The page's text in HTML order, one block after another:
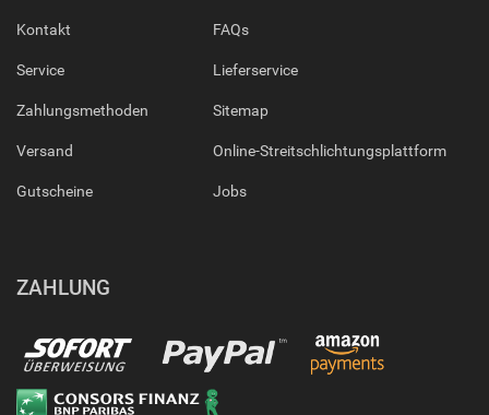
Kontakt
Service
Zahlungsmethoden
Versand
Gutscheine
FAQs
Lieferservice
Sitemap
Online-Streitschlichtungsplattform
Jobs
ZAHLUNG